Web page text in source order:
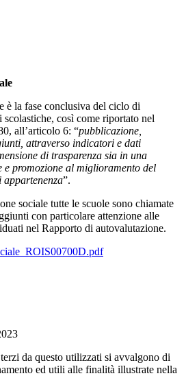
è la fase conclusiva del ciclo di
così come riportato nel
all’articolo 6: “pubblicazione,
attraverso indicatori e dati
di trasparenza sia in una
e promozione al miglioramento del
”.
sociale tutte le scuole sono chiamate
con particolare attenzione alle
nel Rapporto di autovalutazione.
da questo utilizzati si avvalgono di
ed utili alle finalità illustrate nella